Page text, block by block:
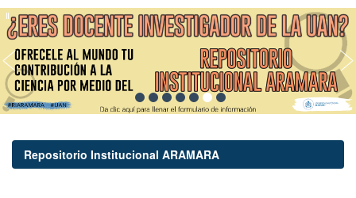
Repositorio Institucional ARAMARA